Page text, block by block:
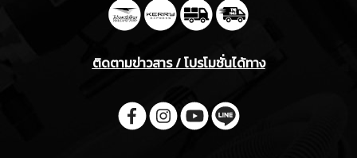
ติดตามข่าวสาร / โปรโมชั่นได้ทาง